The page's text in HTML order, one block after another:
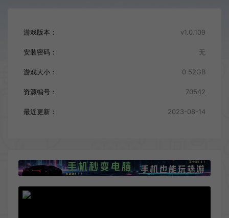
游戏版本： v1.0.109
安装密码： 无
游戏大小： 0.52GB
资源编号： 70542
最近更新： 2023-08-14